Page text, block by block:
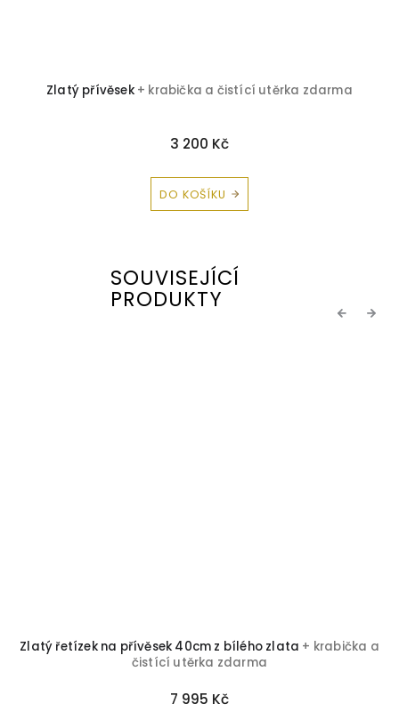
Zlatý přívěsek + krabička a čistící utěrka zdarma
3 200 Kč
DO KOŠÍKU
SOUVISEJÍCÍ
PRODUKTY Previous
Zlatý řetízek na přívěsek 40cm z bílého zlata + krabička a
čistící utěrka zdarma
7 995 Kč
Next